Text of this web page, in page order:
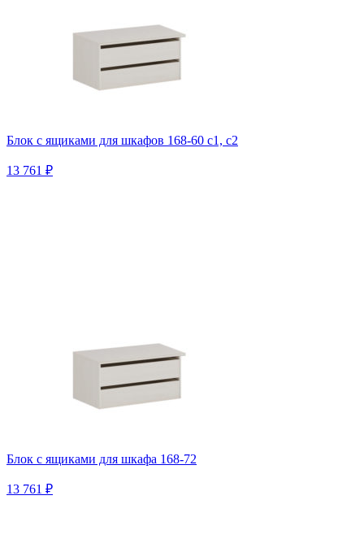
Блок с ящиками для шкафов 168-60 с1, c2
13 761 ₽
Блок с ящиками для шкафа 168-72
13 761 ₽